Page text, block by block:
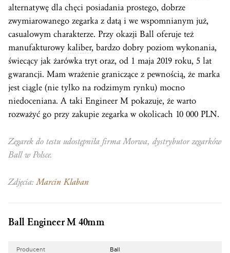
alternatywę dla chęci posiadania prostego, dobrze
zwymiarowanego zegarka z datą i we wspomnianym już,
casualowym charakterze. Przy okazji Ball oferuje też
manufakturowy kaliber, bardzo dobry poziom wykonania,
świecący jak żarówka tryt oraz, od 1 maja 2019 roku, 5 lat
gwarancji. Mam wrażenie graniczące z pewnością, że marka
jest ciągle (nie tylko na rodzimym rynku) mocno
niedoceniana. A taki Engineer M pokazuje, że warto
rozważyć go przy zakupie zegarka w okolicach 10 000 PLN.
Zegarek do testu udostępniła firma Morwa, dystrybutor zegarków
Ball w Polsce.
Zdjęcia:Marcin Klaban
Ball Engineer M 40mm
Producent Ball